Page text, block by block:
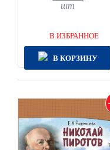
шт
В ИЗБРАННОЕ
В КОРЗИНУ